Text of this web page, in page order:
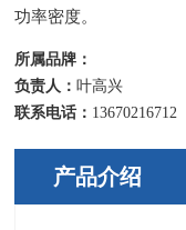
功率密度。
所属品牌：
负责人： 叶高兴
联系电话： 13670216712
产品介绍